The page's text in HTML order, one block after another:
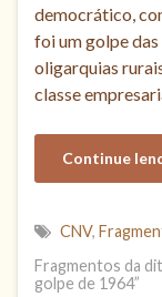
democrático,
foi um golpe das
oligarquias
classe
Continue
CNV,
Fragmentos da
golpe de 1964”